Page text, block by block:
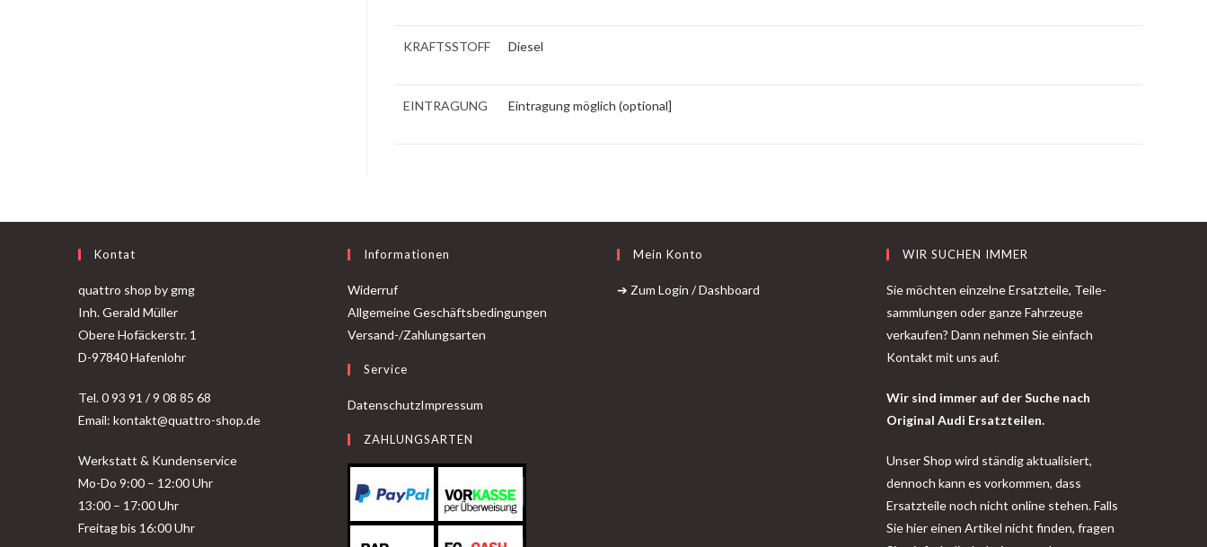
KRAFTSSTOFF Diesel
EINTRAGUNG Eintragung möglich (optional]
Kontat
quattro shop by gmg
Inh. Gerald Müller
Obere Hofäckerstr. 1
D-97840 Hafenlohr
Tel. 0 93 91 / 9 08 85 68
Email: kontakt@quattro-shop.de
Werkstatt & Kundenservice
Mo-Do 9:00 – 12:00 Uhr
13:00 – 17:00 Uhr
Freitag bis 16:00 Uhr
Informationen
Widerruf
Allgemeine Geschäftsbedingungen
Versand-/Zahlungsarten
Service
DatenschutzImpressum
ZAHLUNGSARTEN
Mein Konto
➔ Zum Login / Dashboard
WIR SUCHEN IMMER
Sie möchten einzelne Ersatzteile, Teile-
sammlungen oder ganze Fahrzeuge
verkaufen? Dann nehmen Sie einfach
Kontakt mit uns auf.
Wir sind immer auf der Suche nach
Original Audi Ersatzteilen.
Unser Shop wird ständig aktualisiert,
dennoch kann es vorkommen, dass
Ersatzteile noch nicht online stehen. Falls
Sie hier einen Artikel nicht finden, fragen